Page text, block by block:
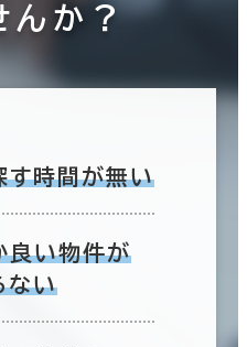
んか？
す時間が無い
良い物件が
ない